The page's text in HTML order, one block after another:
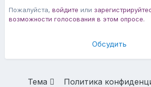
Пожалуйста, войдите или
возможности голосования в этом опросе.
Обсудить
Тема Политика